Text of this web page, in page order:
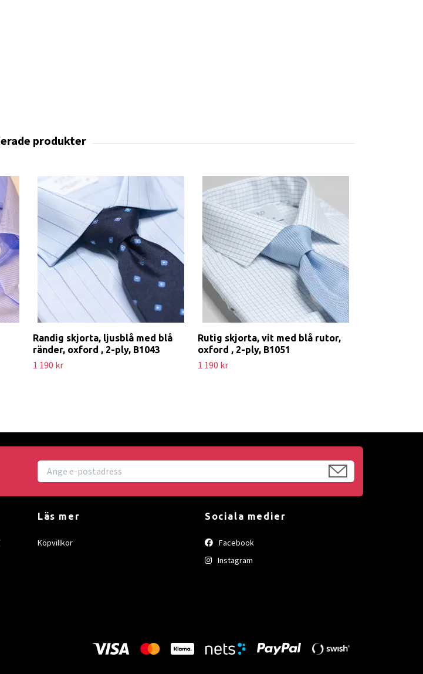
Randig skjorta, ljusblå med blå
ränder, oxford , 2-ply, B1043
1 190 kr
Rutig skjorta, vit med blå rutor,
oxford , 2-ply, B1051
1 190 kr
Läs mer
Köpvillkor
Sociala medier
Facebook
Instagram